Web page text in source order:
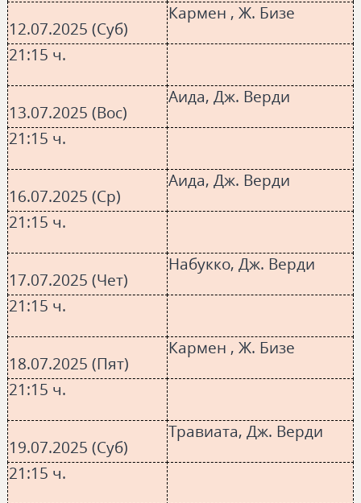
12.07.2025 (Суб)
Кармен , Ж. Бизе
21:15 ч.
13.07.2025 (Вос)
Аида, Дж. Верди
21:15 ч.
16.07.2025 (Ср)
Аида, Дж. Верди
21:15 ч.
17.07.2025 (Чет)
Набукко, Дж. Верди
21:15 ч.
18.07.2025 (Пят)
Кармен , Ж. Бизе
21:15 ч.
19.07.2025 (Суб)
Травиата, Дж. Верди
21:15 ч.